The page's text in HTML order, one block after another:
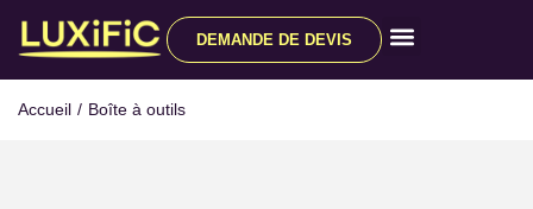
DEMANDE DE DEVIS
Accueil / Boîte à outils